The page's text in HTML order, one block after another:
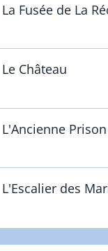
La Fusée de La
Le Château
L'Ancienne Prison
L'Escalier des